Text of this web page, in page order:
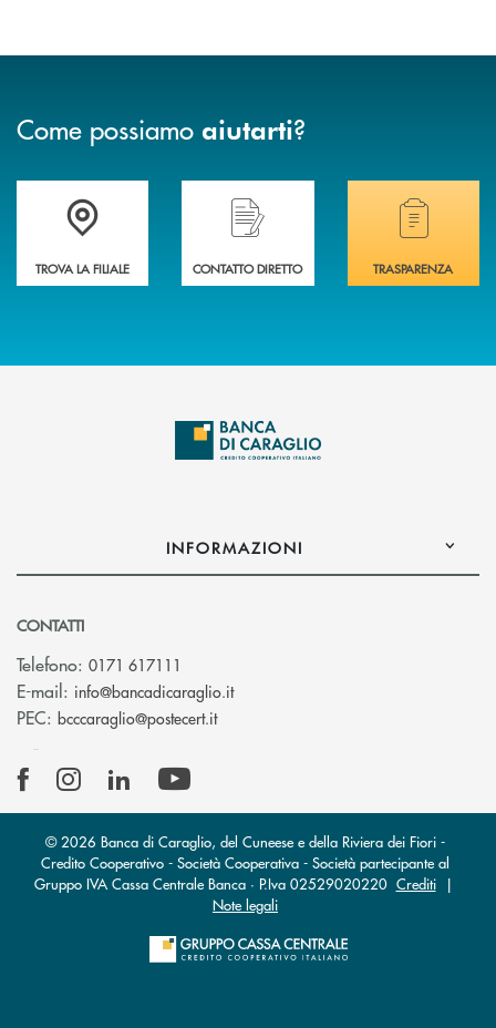
Come possiamo aiutarti?
Accedi all' elenco completo delle filiali di Banca di Caraglio.
TROVA LA FILIALE
Hai bisogno di assistenza immediata?
CONTATTO DIRETTO
Hai bisogno di
TRASPARENZA
INFORMAZIONI
CONTATTI
Telefono: 0171 617111
E-mail: info@bancadicaraglio.it(si apre l’app di posta elettronica)
PEC: bcccaraglio@postecert.it(si apre l’app di posta elettronica)
© 2026 Banca di Caraglio, del Cuneese e della Riviera dei Fiori -
Credito Cooperativo - Società Cooperativa - Società partecipante al
Gruppo IVA Cassa Centrale Banca · P.Iva 02529020220 Crediti|
Note legali